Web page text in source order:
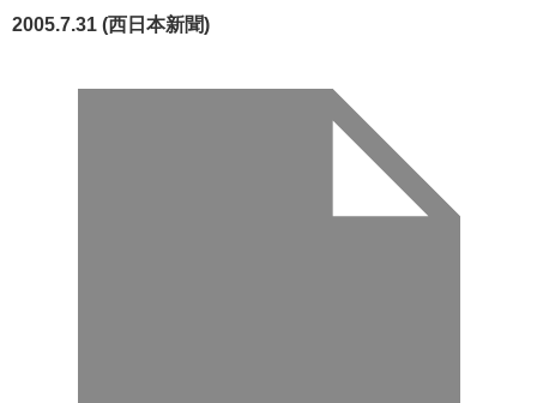
2005.7.31 (西日本新聞)